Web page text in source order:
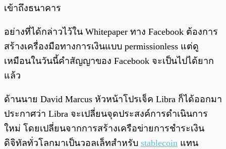
เข้าถึงธนาคาร
อย่างที่ได้กล่าวไว้ใน Whitepaper ทาง Facebook ต้องการ
สร้างเครื่องมือทางการเงินแบบ permissionless แต่ดู
เหมือนในวันนี้คำสัญญาของ Facebook จะเป็นไปได้ยาก
แล้ว
ด้านนาย David Marcus หัวหน้าโปรเจ็ค Libra ก็ได้ออกมา
ประกาศว่า Libra จะเปลี่ยนจุดประสงค์การดำเนินการ
ใหม่ โดยเปลี่ยนจากการสร้างเครือข่ายการชำระเงิน
ดิจิทัลทั่วโลกมาเป็นวอลเล็ทสำหรับ stablecoin แทน